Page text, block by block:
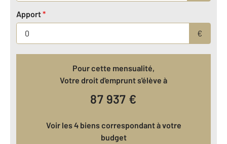
Apport*
€
Pour cette mensualité,
Votre droit d'emprunt s'élève à
87 937 €
Voir les 4 biens correspondant à votre
budget